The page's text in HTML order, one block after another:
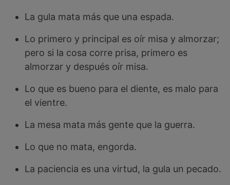
La gula mata más que una espada.
Lo primero y principal es oír misa y almorzar;
pero si la cosa corre prisa, primero es
almorzar y después oír misa.
Lo que es bueno para el diente, es malo para
el vientre.
La mesa mata más gente que la guerra.
Lo que no mata, engorda.
La paciencia es una virtud, la gula un pecado.